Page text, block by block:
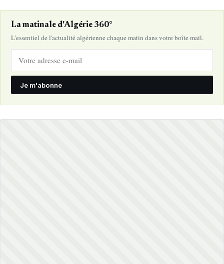
La matinale d'Algérie 360°
L'essentiel de l'actualité algérienne chaque matin dans votre boîte mail.
Je m'abonne